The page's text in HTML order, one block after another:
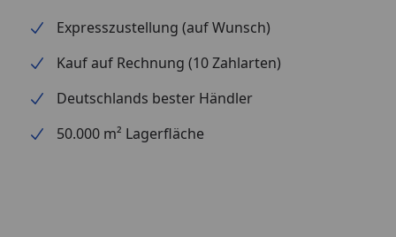
Expresszustellung (auf Wunsch)
Kauf auf Rechnung (10 Zahlarten)
Deutschlands bester Händler
50.000 m² Lagerfläche